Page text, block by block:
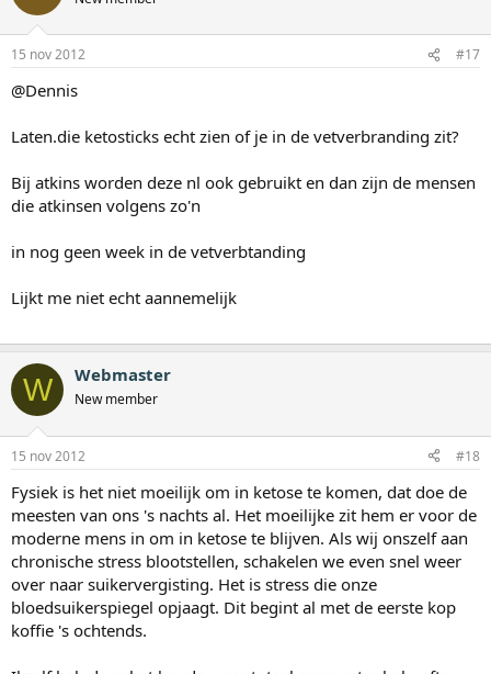
15 nov 2012 #17
@Dennis
Laten.die ketosticks echt zien of je in de vetverbranding zit?
Bij atkins worden deze nl ook gebruikt en dan zijn de mensen
die atkinsen volgens zo'n
in nog geen week in de vetverbtanding
Lijkt me niet echt aannemelijk
W Webmaster
New member
15 nov 2012 #18
Fysiek is het niet moeilijk om in ketose te komen, dat doe de
meesten van ons 's nachts al. Het moeilijke zit hem er voor de
moderne mens in om in ketose te blijven. Als wij onszelf aan
chronische stress blootstellen, schakelen we even snel weer
over naar suikervergisting. Het is stress die onze
bloedsuikerspiegel opjaagt. Dit begint al met de eerste kop
koffie 's ochtends.